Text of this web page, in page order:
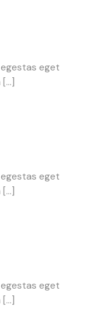
eget
[…]
eget
[…]
eget
[…]